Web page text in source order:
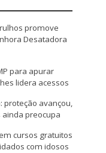
promove
Desatadora
para apurar
lidera acessos
proteção avançou,
preocupa
cursos gratuitos
com idosos